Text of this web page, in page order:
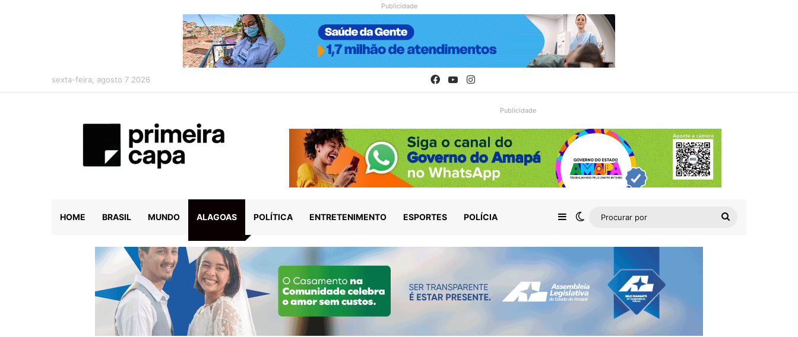
Publicidade
sexta-feira, agosto 7 2026 Facebook
YouTubeInstagram
Publicidade
HOME BRASIL MUNDO ALAGOAS POLÍTICA ENTRETENIMENTO ESPORTES POLÍCIA Barra Lateral
Switch skin
Procurar